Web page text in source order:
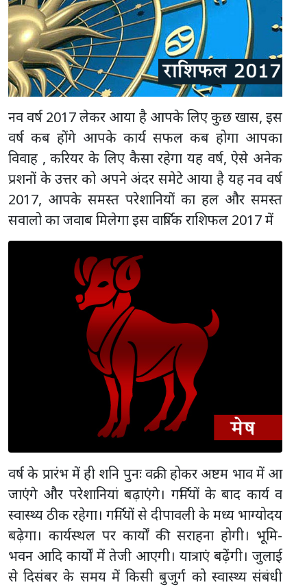
नव वर्ष 2017 लेकर आया है आपके लिए कुछ खास, इस
वर्ष कब होंगे आपके कार्य सफल कब होगा आपका
विवाह , करियर के लिए कैसा रहेगा यह वर्ष, ऐसे अनेक
प्रशनों के उत्तर को अपने अंदर समेटे आया है यह नव वर्ष
2017, आपके समस्त परेशानियों का हल और समस्त
सवालो का जवाब मिलेगा इस वार्षिक राशिफल 2017 में
वर्ष के प्रारंभ में ही शनि पुनः वक्री होकर अष्टम भाव में आ
जाएंगे और परेशानियां बढ़ाएंगे। गर्मियों के बाद कार्य व
स्वास्थ्य ठीक रहेगा। गर्मियों से दीपावली के मध्य भाग्योदय
बढ़ेगा। कार्यस्थल पर कार्यों की सराहना होगी। भूमि-
भवन आदि कार्यों में तेजी आएगी। यात्राएं बढ़ेंगी। जुलाई
से दिसंबर के समय में किसी बुजुर्ग को स्वास्थ्य संबंधी